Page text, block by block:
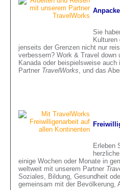
Sie
jenseits der Grenzen nicht nur
verbessern? Work & Travel down
Kanada oder beispielsweise
Partner TravelWorks, und das
Erleben
einige Wochen oder Monate in
weltweit mit unserem Partner
Soziales, Bildung, Gesundheit
gemeinsam mit der Bevölkerung,